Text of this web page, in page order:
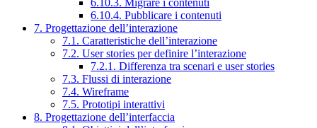
6.10.3. Migrare i contenuti
6.10.4. Pubblicare i contenuti
7. Progettazione dell’interazione
7.1. Caratteristiche dell’interazione
7.2. User stories per definire l’interazione
7.2.1. Differenza tra scenari e user stories
7.3. Flussi di interazione
7.4. Wireframe
7.5. Prototipi interattivi
8. Progettazione dell’interfaccia